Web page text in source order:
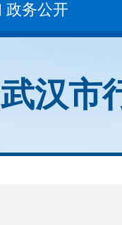
政务公开
武汉市